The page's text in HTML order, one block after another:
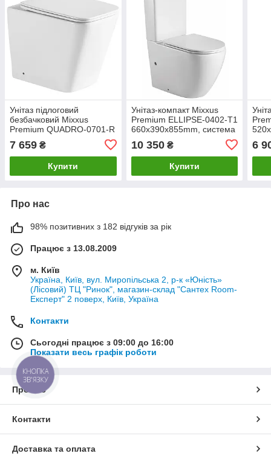
Унітаз підлоговий
безбачковий Mixxus
Premium QUADRO-0701-R
600х355х410mm, система
змиву RIMLESS (MP6590)
7 659 ₴
Купити
Унітаз-компакт Mixxus
Premium ELLIPSE-0402-T1
660х390х855mm, система
(MP6592)
10 350₴
Купити
6
Про нас
98% позитивних з 182 відгуків за рік
Працює з 13.08.2009
м. Київ
Україна, Київ, вул. Миропільська 2, р-к «Юність»
(Лісовий) ТЦ "Ринок", магазин-склад "Сантех Room-
Експерт" 2 поверх, Київ, Україна
Контакти
Сьогодні працює з 09:00 до 16:00
Показати весь графік роботи
Про нас
Контакти
Доставка та оплата
КНОПКА
ЗВ'ЯЗКУ